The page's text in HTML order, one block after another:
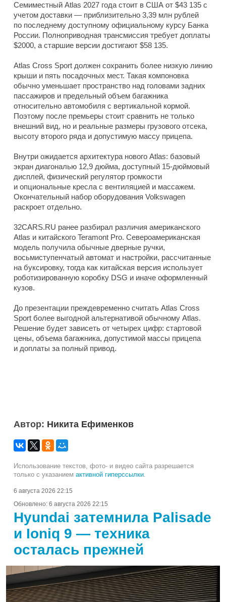
Семиместный Atlas 2027 года стоит в США от $43 135 с
учетом доставки — приблизительно 3,39 млн рублей
по последнему доступному официальному курсу Банка
России. Полноприводная трансмиссия требует доплаты
$2000, а старшие версии достигают $58 135.
Atlas Cross Sport должен сохранить более низкую линию
крыши и пять посадочных мест. Такая компоновка
обычно уменьшает пространство над головами задних
пассажиров и предельный объем багажника
относительно автомобиля с вертикальной кормой.
Поэтому после премьеры стоит сравнить не только
внешний вид, но и реальные размеры грузового отсека,
высоту второго ряда и допустимую массу прицепа.
Внутри ожидается архитектура нового Atlas: базовый
экран диагональю 12,9 дюйма, доступный 15-дюймовый
дисплей, физический регулятор громкости
и опциональные кресла с вентиляцией и массажем.
Окончательный набор оборудования Volkswagen
раскроет отдельно.
32CARS.RU ранее разбирал различия американского
Atlas и китайского Teramont Pro. Североамериканская
модель получила обычные дверные ручки,
восьмиступенчатый автомат и настройки, рассчитанные
на буксировку, тогда как китайская версия использует
роботизированную коробку DSG и иначе оформленный
кузов.
До презентации преждевременно считать Atlas Cross
Sport более выгодной альтернативой обычному Atlas.
Решение будет зависеть от четырех цифр: стартовой
цены, объема багажника, допустимой массы прицепа
и доплаты за полный привод.
Автор: Никита Ефименков
Использование текстов, фото- и видео сайта разрешается
только с указанием активной гиперссылки.
6 августа 2026 22:15
Обновлено: 6 августа 2026 22:15
Hyundai затемнила Palisade
и Ioniq 9 — техника
осталась прежней